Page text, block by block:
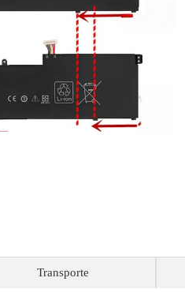
Transporte